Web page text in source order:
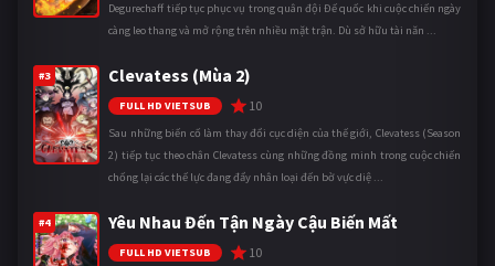
Degurechaff tiếp tục phục vụ trong quân đội Đế quốc khi cuộc chiến ngày
càng leo thang và mở rộng trên nhiều mặt trận. Dù sở hữu tài năn ...
#3 Clevatess (Mùa 2)
FULL HD VIETSUB 10
Sau những biến cố làm thay đổi cục diện của thế giới, Clevatess (Season
2) tiếp tục theo chân Clevatess cùng những đồng minh trong cuộc chiến
chống lại các thế lực đang đẩy nhân loại đến bờ vực diệ ...
#4 Yêu Nhau Đến Tận Ngày Cậu Biến Mất
FULL HD VIETSUB 10